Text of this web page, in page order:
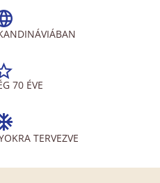
70 ÉVE
TERVEZVE